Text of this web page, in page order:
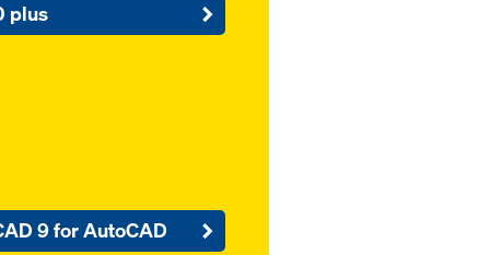
plus
9 for AutoCAD